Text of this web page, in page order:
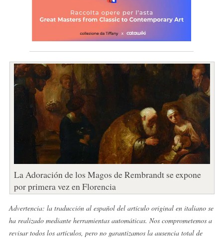
La Adoración de los Magos de Rembrandt se expone
por primera vez en Florencia
Advertencia: la traducción al español del artículo original en italiano se
ha realizado mediante herramientas automáticas. Nos comprometemos a
revisar todos los artículos, pero no garantizamos la ausencia total de